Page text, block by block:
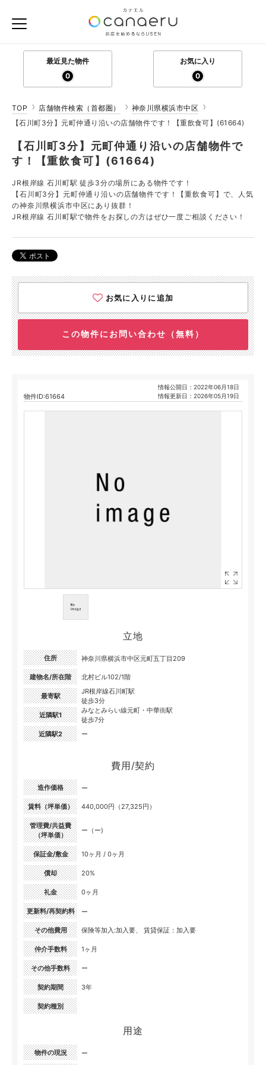
最近見た物件
0
お気に入り
0
TOP 店舗物件検索（首都圏）
神奈川県横浜市中区
【石川町3分】元町仲通り沿いの店舗物件です！【重飲食可】(61664)
【石川町3分】元町仲通り沿いの店舗物件で
す！【重飲食可】(61664)
JR根岸線 石川町駅 徒歩3分の場所にある物件です！
【石川町3分】元町仲通り沿いの店舗物件です！【重飲食可】で、人気
の神奈川県横浜市中区にあり抜群！
JR根岸線 石川町駅で物件をお探しの方はぜひ一度ご相談ください！
お気に入りに追加
この物件にお問い合わせ（無料）
物件ID:61664
情報公開日：2022年06月18日
情報更新日：2026年05月19日
立地
住所 神奈川県横浜市中区元町五丁目209
建物名/所在階 北村ビル102/1階
最寄駅
JR根岸線石川町駅
徒歩3分
近隣駅1
みなとみらい線元町・中華街駅
徒歩7分
近隣駅2
ー
費用/契約
造作価格 ー
賃料（坪単価） 440,000円（27,325円）
管理費/共益費
（坪単価）
ー（ー)
保証金/敷金 10ヶ月 / 0ヶ月
償却 20%
礼金 0ヶ月
更新料/再契約料 ー
その他費用 保険等加入:加入要、 賃貸保証：加入要
仲介手数料 1ヶ月
その他手数料 ー
契約期間 3年
契約種別
用途
物件の現況 ー